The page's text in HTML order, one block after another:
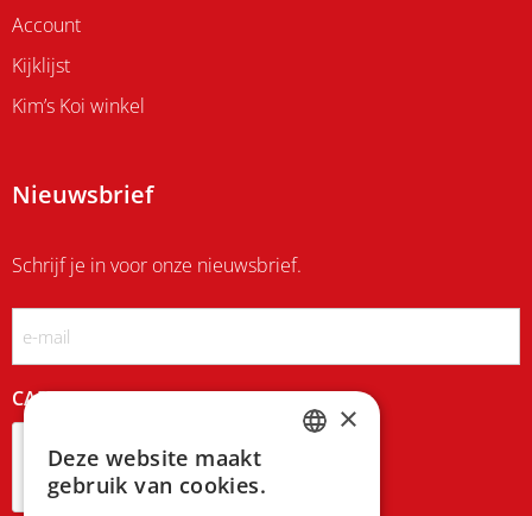
Account
Kijklijst
Kim’s Koi winkel
Nieuwsbrief
Schrijf je in voor onze nieuwsbrief.
CAPTCHA
×
Deze website maakt
gebruik van cookies.